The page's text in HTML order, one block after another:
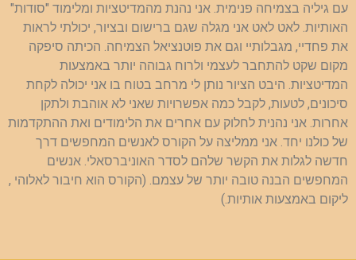
עם גיליה בצמיחה פנימית. אני נהנת מהמדיטציות ומלימוד "סודות"
האותיות. לאט לאט אני מגלה שגם ברישום ובציור, יכולתי לראות
את פחדיי, מגבלותיי וגם את פוטנציאל הצמיחה. הכיתה סיפקה
מקום שקט להתחבר לעצמי ולרוח גבוהה יותר באמצעות
המדיטציות. היבט הציור נותן לי מרחב בטוח בו אני יכולה לקחת
סיכונים, לטעות, לקבל כמה אפשרויות שאני לא אוהבת ולתקן
אחרות. אני נהנית לחלוק עם אחרים את הלימודים ואת ההתקדמות
של כולנו יחד. אני ממליצה על הקורס לאנשים המחפשים דרך
חדשה לגלות את הקשר שלהם לסדר האוניברסאלי. אנשים
המחפשים הבנה טובה יותר של עצמם. (הקורס הוא חיבור לאלוהי ,
ליקום באמצעות אותיות.)